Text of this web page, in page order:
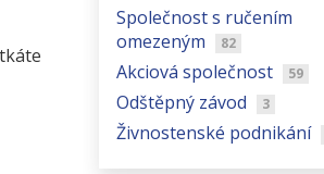
Společnost s ručením
omezeným
82
Akciová společnost 59
Odštěpný závod 3
Živnostenské podnikání